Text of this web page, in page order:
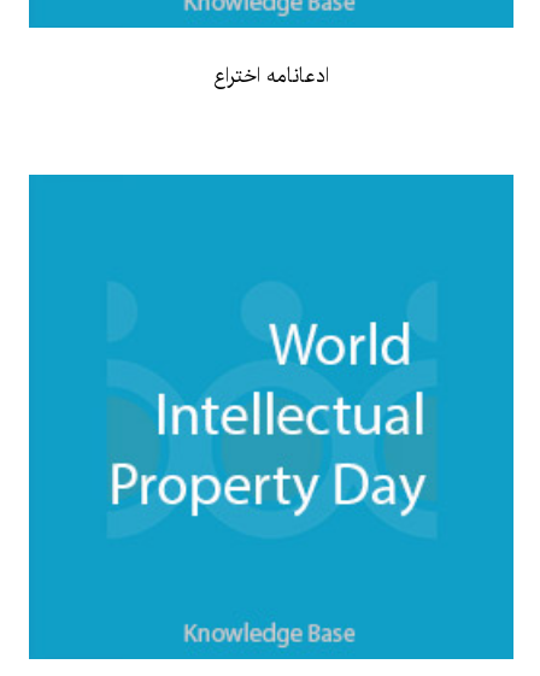
ادعانامه اختراع